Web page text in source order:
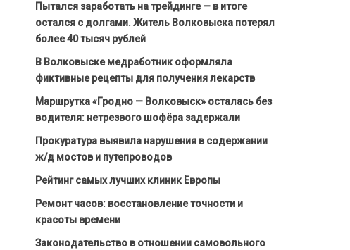
Пытался заработать на трейдинге — в итоге
остался с долгами. Житель Волковыска потерял
более 40 тысяч рублей
В Волковыске медработник оформляла
фиктивные рецепты для получения лекарств
Маршрутка «Гродно — Волковыск» осталась без
водителя: нетрезвого шофёра задержали
Прокуратура выявила нарушения в содержании
ж/д мостов и путепроводов
Рейтинг самых лучших клиник Европы
Ремонт часов: восстановление точности и
красоты времени
Законодательство в отношении самовольного